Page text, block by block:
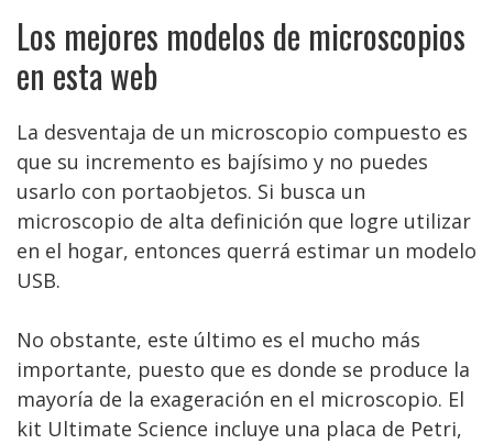
Los mejores modelos de microscopios
en esta web
La desventaja de un microscopio compuesto es
que su incremento es bajísimo y no puedes
usarlo con portaobjetos. Si busca un
microscopio de alta definición que logre utilizar
en el hogar, entonces querrá estimar un modelo
USB.
No obstante, este último es el mucho más
importante, puesto que es donde se produce la
mayoría de la exageración en el microscopio. El
kit Ultimate Science incluye una placa de Petri,